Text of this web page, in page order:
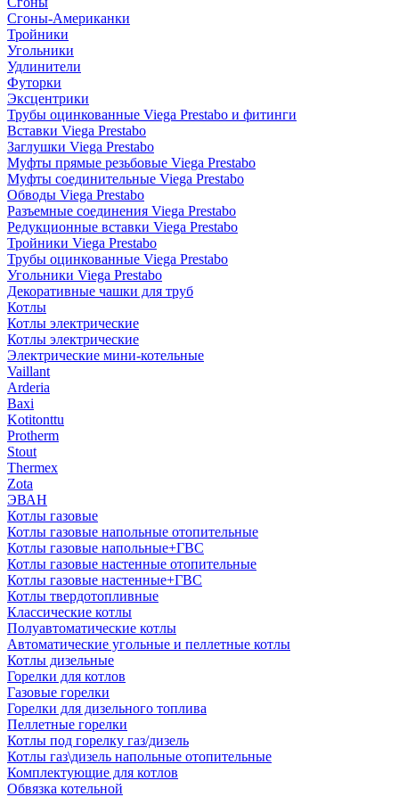
Сгоны-Американки
Тройники
Угольники
Удлинители
Футорки
Эксцентрики
Трубы оцинкованные Viega Prestabo и фитинги
Вставки Viega Prestabo
Заглушки Viega Prestabo
Муфты прямые резьбовые Viega Prestabo
Муфты соединительные Viega Prestabo
Обводы Viega Prestabo
Разъемные соединения Viega Prestabo
Редукционные вставки Viega Prestabo
Тройники Viega Prestabo
Трубы оцинкованные Viega Prestabo
Угольники Viega Prestabo
Декоративные чашки для труб
Котлы
Котлы электрические
Котлы электрические
Электрические мини-котельные
Vaillant
Arderia
Baxi
Kotitonttu
Protherm
Stout
Thermex
Zota
ЭВАН
Котлы газовые
Котлы газовые напольные отопительные
Котлы газовые напольные+ГВС
Котлы газовые настенные отопительные
Котлы газовые настенные+ГВС
Котлы твердотопливные
Классические котлы
Полуавтоматические котлы
Автоматические угольные и пеллетные котлы
Котлы дизельные
Горелки для котлов
Газовые горелки
Горелки для дизельного топлива
Пеллетные горелки
Котлы под горелку газ/дизель
Котлы газ\дизель напольные отопительные
Комплектующие для котлов
Обвязка котельной